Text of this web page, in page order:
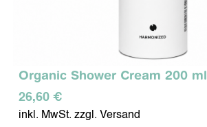
Organic Shower Cream 200 ml
26,60 €
inkl. MwSt. zzgl. Versand